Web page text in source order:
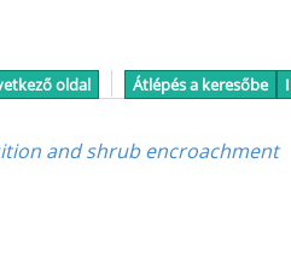
oldal Átlépés a keresőbe
and shrub encroachment